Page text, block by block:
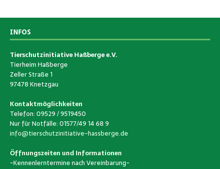
INFOS
Tierschutzinitiative Haßberge e.V.
Tierheim Haßberge
Zeller Straße 1
97478 Knetzgau
Kontaktmöglichkeiten
Telefon: 09529 / 9519450
Nur für Notfälle: 01577/49 14 68 9
info@tierschutzinitiative-hassberge.de
Öffnungszeiten und Informationen
-Kennenlerntermine nach Vereinbarung-